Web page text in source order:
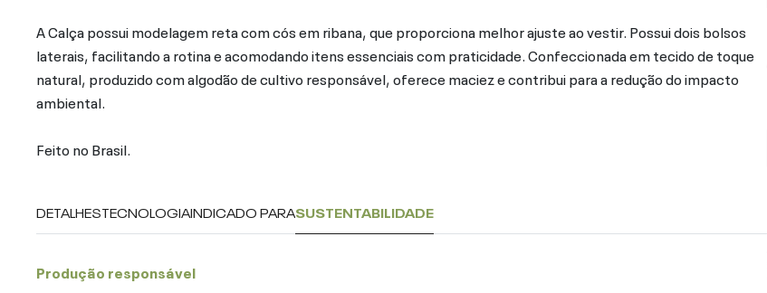
A Calça possui modelagem reta com cós em ribana, que proporciona melhor ajuste ao vestir. Possui dois bolsos
laterais, facilitando a rotina e acomodando itens essenciais com praticidade. Confeccionada em tecido de toque
natural, produzido com algodão de cultivo responsável, oferece maciez e contribui para a redução do impacto
ambiental.
Feito no Brasil.
DETALHESTECNOLOGIAINDICADO PARASUSTENTABILIDADE
Produção responsável